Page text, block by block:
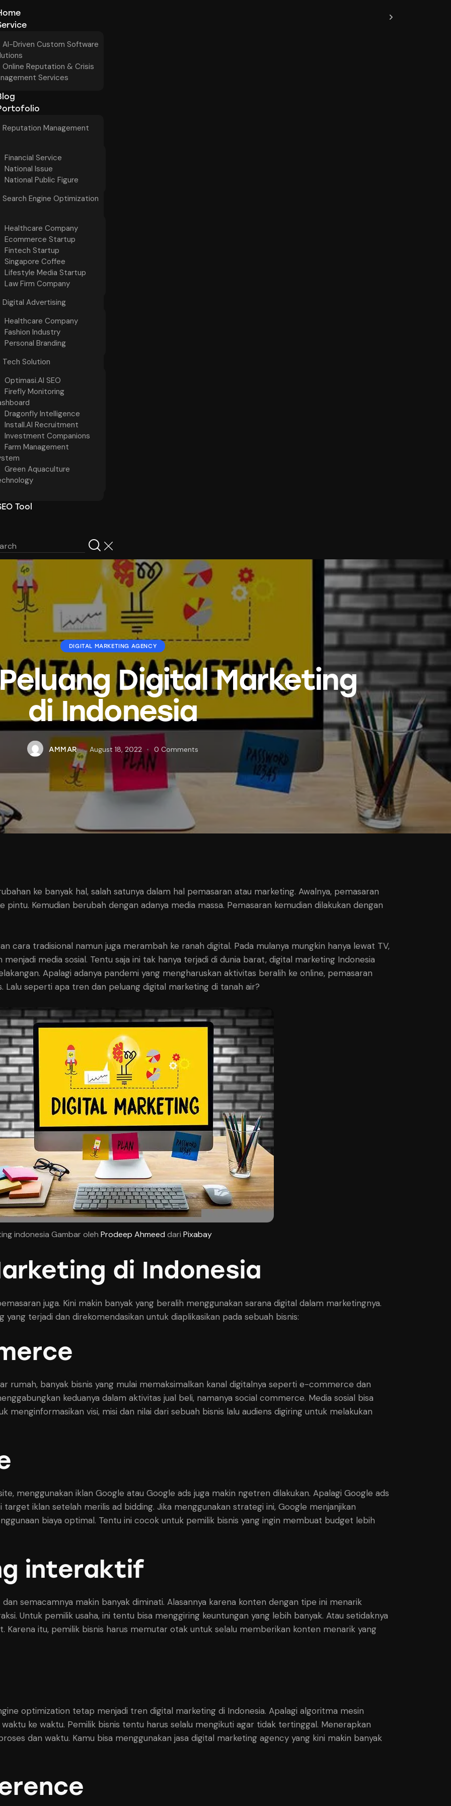
AI-Driven Custom Software
Online Reputation & Crisis
Services
Reputation Management
Financial Service
National Issue
National Public Figure
Search Engine Optimization
Healthcare Company
Ecommerce Startup
Fintech Startup
Singapore Coffee
Lifestyle Media Startup
Law Firm Company
Digital Advertising
Healthcare Company
Fashion Industry
Personal Branding
Tech Solution
Optimasi.AI SEO
Firefly Monitoring
Dragonfly Intelligence
Install.AI Recruitment
Investment Companions
Farm Management
Green Aquaculture
Tool
DIGITAL MARKETING AGENCY
Digital Marketing
di Indonesia
AMMAR August 18, 2022 0 Comments
ke banyak hal, salah satunya dalam hal pemasaran atau marketing. Awalnya, pemasaran
Kemudian berubah dengan adanya media massa. Pemasaran kemudian dilakukan dengan
cara tradisional namun juga merambah ke ranah digital. Pada mulanya mungkin hanya lewat TV,
media sosial. Tentu saja ini tak hanya terjadi di dunia barat, digital marketing Indonesia
Apalagi adanya pandemi yang mengharuskan aktivitas beralih ke online, pemasaran
Lalu seperti apa tren dan peluang digital marketing di tanah air?
indonesia Gambar oleh Prodeep Ahmeed dari Pixabay
di Indonesia
juga. Kini makin banyak yang beralih menggunakan sarana digital dalam marketingnya.
terjadi dan direkomendasikan untuk diaplikasikan pada sebuah bisnis:
rumah, banyak bisnis yang mulai memaksimalkan kanal digitalnya seperti e-commerce dan
keduanya dalam aktivitas jual beli, namanya social commerce. Media sosial bisa
menginformasikan visi, misi dan nilai dari sebuah bisnis lalu audiens digiring untuk melakukan
menggunakan iklan Google atau Google ads juga makin ngetren dilakukan. Apalagi Google ads
iklan setelah merilis ad bidding. Jika menggunakan strategi ini, Google menjanjikan
biaya optimal. Tentu ini cocok untuk pemilik bisnis yang ingin membuat budget lebih
interaktif
semacamnya makin banyak diminati. Alasannya karena konten dengan tipe ini menarik
Untuk pemilik usaha, ini tentu bisa menggiring keuntungan yang lebih banyak. Atau setidaknya
itu, pemilik bisnis harus memutar otak untuk selalu memberikan konten menarik yang
optimization tetap menjadi tren digital marketing di Indonesia. Apalagi algoritma mesin
ke waktu. Pemilik bisnis tentu harus selalu mengikuti agar tidak tertinggal. Menerapkan
dan waktu. Kamu bisa menggunakan jasa digital marketing agency yang kini makin banyak